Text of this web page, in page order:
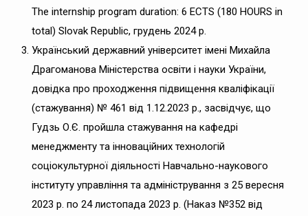
The internship program duration: 6 ECTS (180 HOURS in
total) Slovak Republic, грудень 2024 р.
Український державний університет імені Михайла
Драгоманова Міністерства освіти і науки України,
довідка про проходження підвищення кваліфікації
(стажування) № 461 від 1.12.2023 р., засвідчує, що
Гудзь О.Є. пройшла стажування на кафедрі
менеджменту та інноваційних технологій
соціокультурної діяльності Навчально-наукового
інституту управління та адміністрування з 25 вересня
2023 р. по 24 листопада 2023 р. (Наказ №352 від